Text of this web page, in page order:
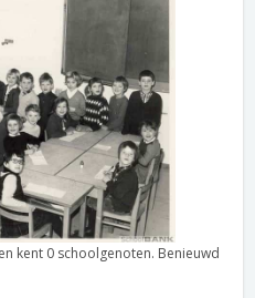
kent 0 schoolgenoten. Benieuwd